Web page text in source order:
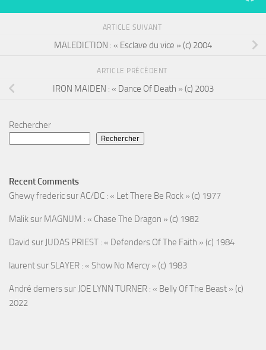
ARTICLE SUIVANT
MALEDICTION : « Esclave du vice » (c) 2004
ARTICLE PRÉCÉDENT
IRON MAIDEN : « Dance Of Death » (c) 2003
Rechercher
Rechercher
Recent Comments
Ghewy fredericsurAC/DC : « Let There Be Rock » (c) 1977
Maliksur MAGNUM : « Chase The Dragon » (c) 1982
David sur JUDAS PRIEST : « Defenders Of The Faith » (c) 1984
laurentsur SLAYER : « Show No Mercy » (c) 1983
André demerssur JOE LYNN TURNER : « Belly Of The Beast » (c)
2022